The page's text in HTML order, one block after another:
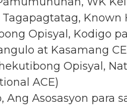
Known
Opisyal, Kodigo
at Kasamang
Opisyal,
ACE)
Asosasyon para